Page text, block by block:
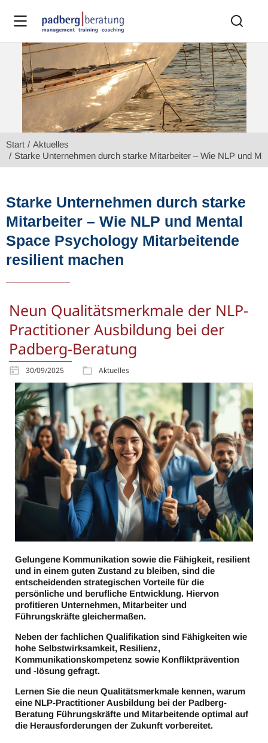
Sie befinden sich hier:
Start
Aktuelles
Starke Unternehmen durch starke Mitarbeiter – Wie NLP und
Starke Unternehmen durch starke
Mitarbeiter – Wie NLP und Mental
Space Psychology Mitarbeitende
resilient machen
Neun Qualitätsmerkmale der NLP-
Practitioner Ausbildung bei der
Padberg-Beratung
30/09/2025 Aktuelles
Gelungene Kommunikation sowie die Fähigkeit, resilient
und in einem guten Zustand zu bleiben, sind die
entscheidenden strategischen Vorteile für die
persönliche und berufliche Entwicklung. Hiervon
profitieren Unternehmen, Mitarbeiter und
Führungskräfte gleichermaßen.
Neben der fachlichen Qualifikation sind Fähigkeiten wie
hohe Selbstwirksamkeit, Resilienz,
Kommunikationskompetenz sowie Konfliktprävention
und -lösung gefragt.
Lernen Sie die neun Qualitätsmerkmale kennen, warum
eine NLP-Practitioner Ausbildung bei der Padberg-
Beratung Führungskräfte und Mitarbeitende optimal auf
die Herausforderungen der Zukunft vorbereitet.